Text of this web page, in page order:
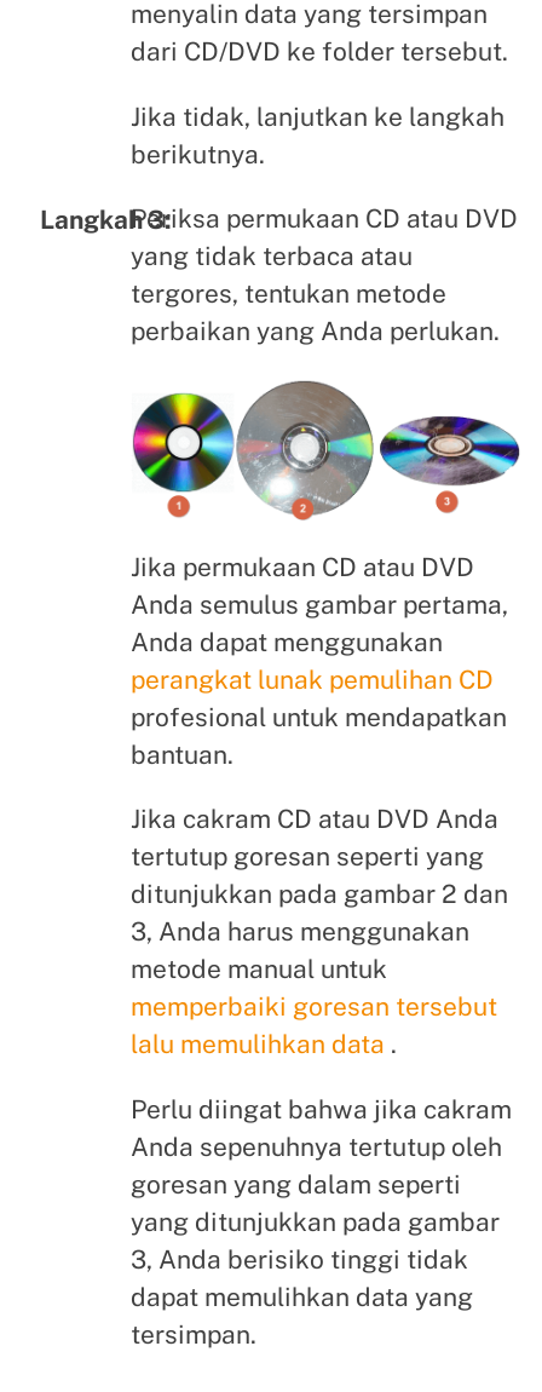
menyalin data yang tersimpan
dari CD/DVD ke folder tersebut.
Jika tidak, lanjutkan ke langkah
berikutnya.
Langkah 3:Periksa permukaan CD atau DVD
yang tidak terbaca atau
tergores, tentukan metode
perbaikan yang Anda perlukan.
Jika permukaan CD atau DVD
Anda semulus gambar pertama,
Anda dapat menggunakan
perangkat lunak pemulihan CD
profesional untuk mendapatkan
bantuan.
Jika cakram CD atau DVD Anda
tertutup goresan seperti yang
ditunjukkan pada gambar 2 dan
3, Anda harus menggunakan
metode manual untuk
memperbaiki goresan tersebut
lalu memulihkan data .
Perlu diingat bahwa jika cakram
Anda sepenuhnya tertutup oleh
goresan yang dalam seperti
yang ditunjukkan pada gambar
3, Anda berisiko tinggi tidak
dapat memulihkan data yang
tersimpan.